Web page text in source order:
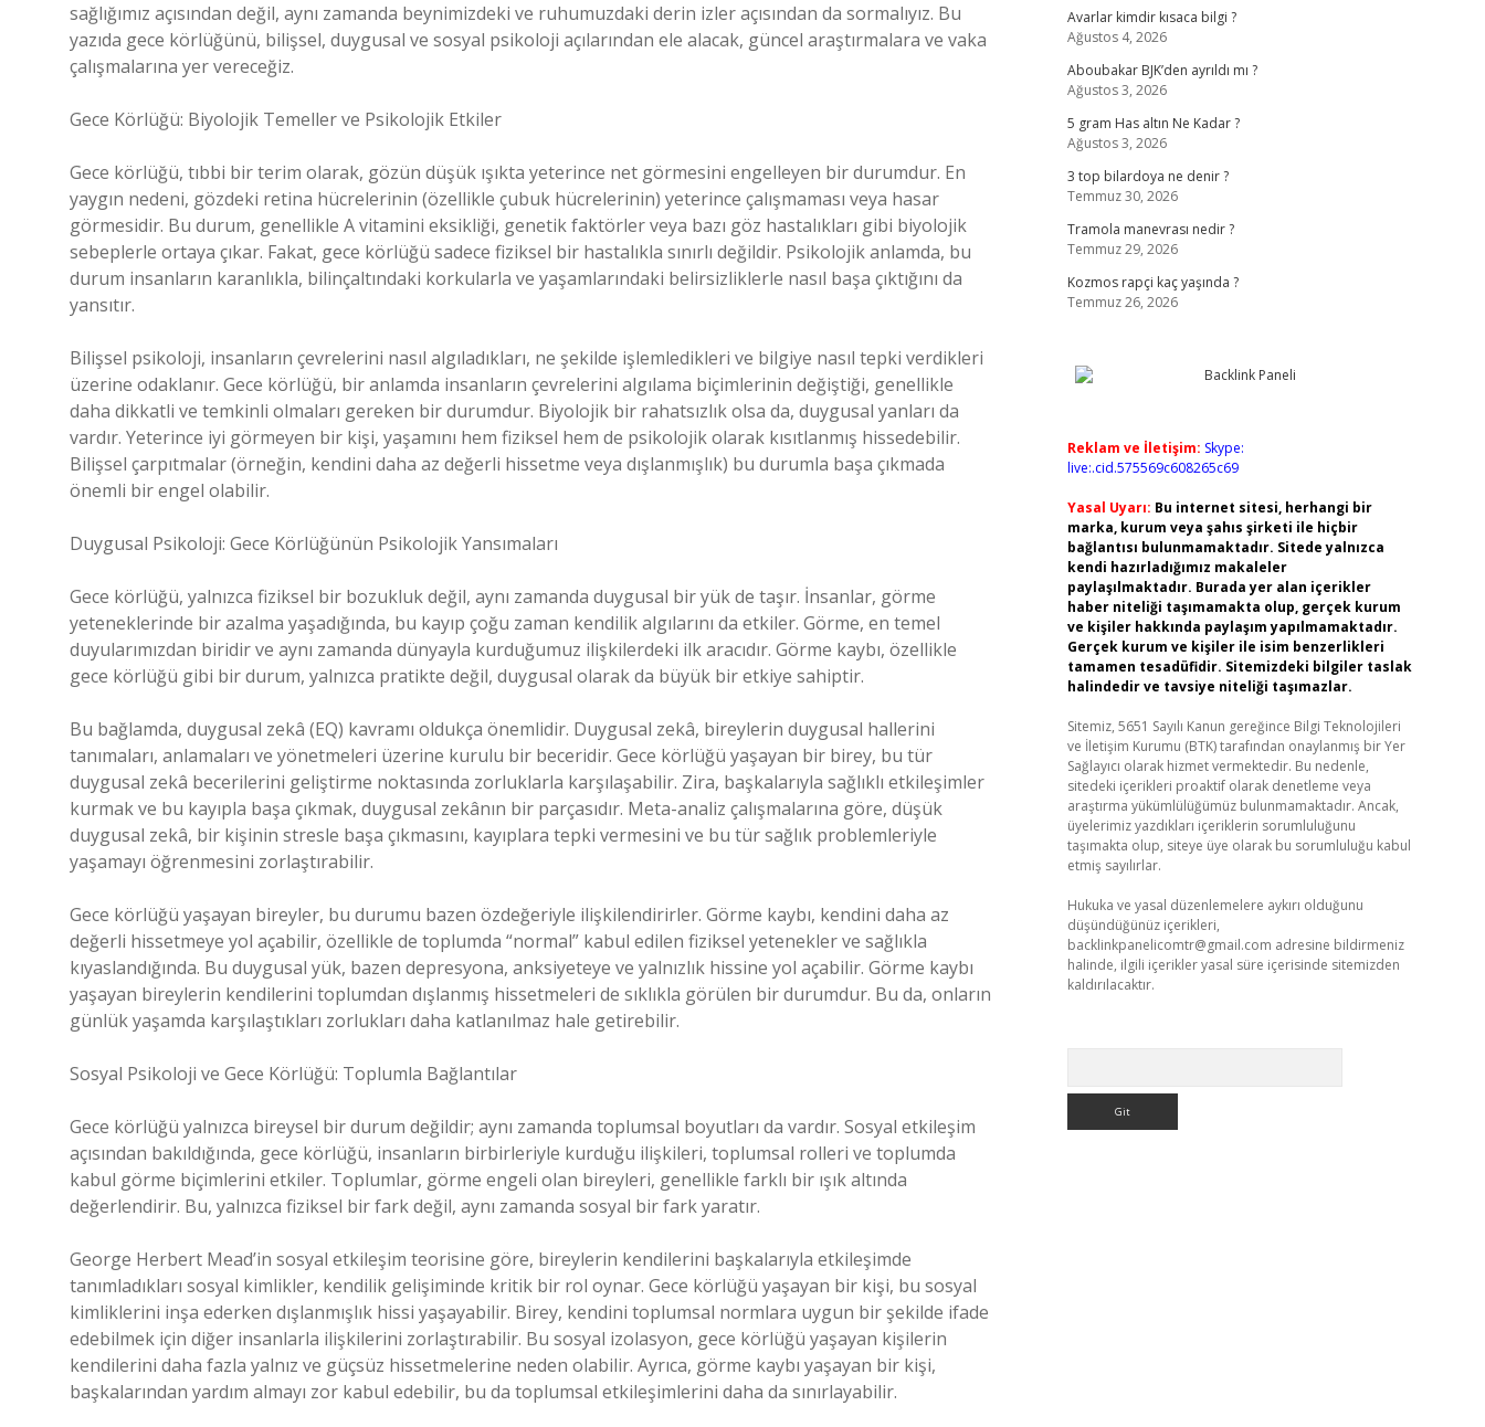
sağlığımız açısından değil, aynı zamanda beynimizdeki ve ruhumuzdaki derin izler açısından da sormalıyız. Bu
yazıda gece körlüğünü, bilişsel, duygusal ve sosyal psikoloji açılarından ele alacak, güncel araştırmalara ve vaka
çalışmalarına yer vereceğiz.
Gece Körlüğü: Biyolojik Temeller ve Psikolojik Etkiler
Gece körlüğü, tıbbi bir terim olarak, gözün düşük ışıkta yeterince net görmesini engelleyen bir durumdur. En
yaygın nedeni, gözdeki retina hücrelerinin (özellikle çubuk hücrelerinin) yeterince çalışmaması veya hasar
görmesidir. Bu durum, genellikle A vitamini eksikliği, genetik faktörler veya bazı göz hastalıkları gibi biyolojik
sebeplerle ortaya çıkar. Fakat, gece körlüğü sadece fiziksel bir hastalıkla sınırlı değildir. Psikolojik anlamda, bu
durum insanların karanlıkla, bilinçaltındaki korkularla ve yaşamlarındaki belirsizliklerle nasıl başa çıktığını da
yansıtır.
Bilişsel psikoloji, insanların çevrelerini nasıl algıladıkları, ne şekilde işlemledikleri ve bilgiye nasıl tepki verdikleri
üzerine odaklanır. Gece körlüğü, bir anlamda insanların çevrelerini algılama biçimlerinin değiştiği, genellikle
daha dikkatli ve temkinli olmaları gereken bir durumdur. Biyolojik bir rahatsızlık olsa da, duygusal yanları da
vardır. Yeterince iyi görmeyen bir kişi, yaşamını hem fiziksel hem de psikolojik olarak kısıtlanmış hissedebilir.
Bilişsel çarpıtmalar (örneğin, kendini daha az değerli hissetme veya dışlanmışlık) bu durumla başa çıkmada
önemli bir engel olabilir.
Duygusal Psikoloji: Gece Körlüğünün Psikolojik Yansımaları
Gece körlüğü, yalnızca fiziksel bir bozukluk değil, aynı zamanda duygusal bir yük de taşır. İnsanlar, görme
yeteneklerinde bir azalma yaşadığında, bu kayıp çoğu zaman kendilik algılarını da etkiler. Görme, en temel
duyularımızdan biridir ve aynı zamanda dünyayla kurduğumuz ilişkilerdeki ilk aracıdır. Görme kaybı, özellikle
gece körlüğü gibi bir durum, yalnızca pratikte değil, duygusal olarak da büyük bir etkiye sahiptir.
Bu bağlamda, duygusal zekâ (EQ) kavramı oldukça önemlidir. Duygusal zekâ, bireylerin duygusal hallerini
tanımaları, anlamaları ve yönetmeleri üzerine kurulu bir beceridir. Gece körlüğü yaşayan bir birey, bu tür
duygusal zekâ becerilerini geliştirme noktasında zorluklarla karşılaşabilir. Zira, başkalarıyla sağlıklı etkileşimler
kurmak ve bu kayıpla başa çıkmak, duygusal zekânın bir parçasıdır. Meta-analiz çalışmalarına göre, düşük
duygusal zekâ, bir kişinin stresle başa çıkmasını, kayıplara tepki vermesini ve bu tür sağlık problemleriyle
yaşamayı öğrenmesini zorlaştırabilir.
Gece körlüğü yaşayan bireyler, bu durumu bazen özdeğeriyle ilişkilendirirler. Görme kaybı, kendini daha az
değerli hissetmeye yol açabilir, özellikle de toplumda “normal” kabul edilen fiziksel yetenekler ve sağlıkla
kıyaslandığında. Bu duygusal yük, bazen depresyona, anksiyeteye ve yalnızlık hissine yol açabilir. Görme kaybı
yaşayan bireylerin kendilerini toplumdan dışlanmış hissetmeleri de sıklıkla görülen bir durumdur. Bu da, onların
günlük yaşamda karşılaştıkları zorlukları daha katlanılmaz hale getirebilir.
Sosyal Psikoloji ve Gece Körlüğü: Toplumla Bağlantılar
Gece körlüğü yalnızca bireysel bir durum değildir; aynı zamanda toplumsal boyutları da vardır. Sosyal etkileşim
açısından bakıldığında, gece körlüğü, insanların birbirleriyle kurduğu ilişkileri, toplumsal rolleri ve toplumda
kabul görme biçimlerini etkiler. Toplumlar, görme engeli olan bireyleri, genellikle farklı bir ışık altında
değerlendirir. Bu, yalnızca fiziksel bir fark değil, aynı zamanda sosyal bir fark yaratır.
George Herbert Mead’in sosyal etkileşim teorisine göre, bireylerin kendilerini başkalarıyla etkileşimde
tanımladıkları sosyal kimlikler, kendilik gelişiminde kritik bir rol oynar. Gece körlüğü yaşayan bir kişi, bu sosyal
kimliklerini inşa ederken dışlanmışlık hissi yaşayabilir. Birey, kendini toplumsal normlara uygun bir şekilde ifade
edebilmek için diğer insanlarla ilişkilerini zorlaştırabilir. Bu sosyal izolasyon, gece körlüğü yaşayan kişilerin
kendilerini daha fazla yalnız ve güçsüz hissetmelerine neden olabilir. Ayrıca, görme kaybı yaşayan bir kişi,
başkalarından yardım almayı zor kabul edebilir, bu da toplumsal etkileşimlerini daha da sınırlayabilir.
Avarlar kimdir kısaca bilgi ?
Ağustos 4, 2026
Aboubakar BJK’den ayrıldı mı ?
Ağustos 3, 2026
5 gram Has altın Ne Kadar ?
Ağustos 3, 2026
3 top bilardoya ne denir ?
Temmuz 30, 2026
Tramola manevrası nedir ?
Temmuz 29, 2026
Kozmos rapçi kaç yaşında ?
Temmuz 26, 2026
Reklam ve İletişim: Skype:
live:.cid.575569c608265c69
Yasal Uyarı: Bu internet sitesi, herhangi bir
marka, kurum veya şahıs şirketi ile hiçbir
bağlantısı bulunmamaktadır. Sitede yalnızca
kendi hazırladığımız makaleler
paylaşılmaktadır. Burada yer alan içerikler
haber niteliği taşımamakta olup, gerçek kurum
ve kişiler hakkında paylaşım yapılmamaktadır.
Gerçek kurum ve kişiler ile isim benzerlikleri
tamamen tesadüfidir. Sitemizdeki bilgiler taslak
halindedir ve tavsiye niteliği taşımazlar.
Sitemiz, 5651 Sayılı Kanun gereğince Bilgi Teknolojileri
ve İletişim Kurumu (BTK) tarafından onaylanmış bir Yer
Sağlayıcı olarak hizmet vermektedir. Bu nedenle,
sitedeki içerikleri proaktif olarak denetleme veya
araştırma yükümlülüğümüz bulunmamaktadır. Ancak,
üyelerimiz yazdıkları içeriklerin sorumluluğunu
taşımakta olup, siteye üye olarak bu sorumluluğu kabul
etmiş sayılırlar.
Hukuka ve yasal düzenlemelere aykırı olduğunu
düşündüğünüz içerikleri,
backlinkpanelicomtr@gmail.com adresine bildirmeniz
halinde, ilgili içerikler yasal süre içerisinde sitemizden
kaldırılacaktır.